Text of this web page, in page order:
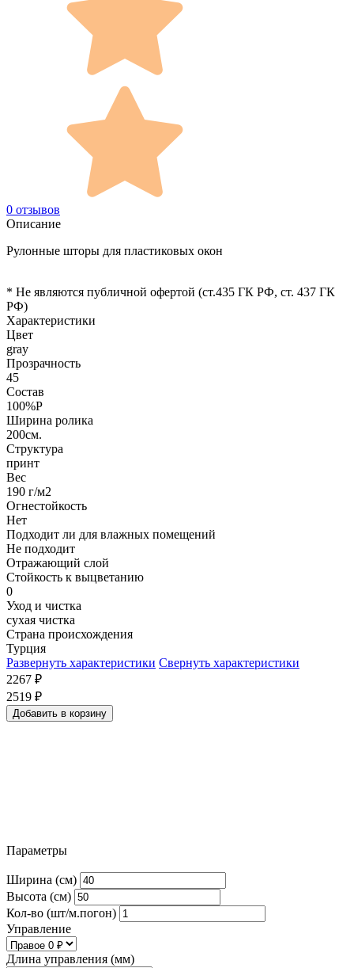
0 отзывов
Описание
Рулонные шторы для пластиковых окон
* Не являются публичной офертой (ст.435 ГК РФ, cт. 437 ГК
РФ)
Характеристики
Цвет
gray
Прозрачность
45
Состав
100%P
Ширина ролика
200см.
Структура
принт
Вес
190 г/м2
Огнестойкость
Нет
Подходит ли для влажных помещений
Не подходит
Отражающий слой
Стойкость к выцветанию
0
Уход и чистка
сухая чистка
Страна происхождения
Турция
Развернуть характеристики Свернуть характеристики
2267 ₽
2519 ₽
Добавить в корзину
Параметры
Ширина (см)
Высота (см)
Кол-во (шт/м.погон)
Управление
Длина управления (мм)